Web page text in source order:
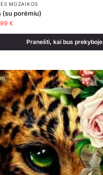
MOZAIKOS
(su porėmiu)
€
Pranešti, kai bus prekyboje